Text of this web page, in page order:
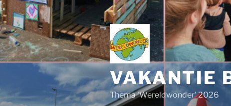
Ga
naar
de
inhoud
VAKANTIE
Thema 'Wereldwonder' 2026